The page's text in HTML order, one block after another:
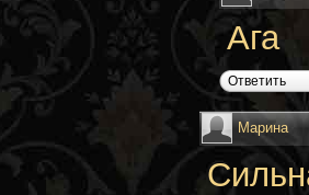
Ага
Ответить
Марина